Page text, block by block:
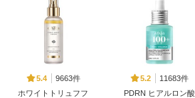
5.4
9663件
ホワイトトリュフフ
5.2
11683件
PDRN ヒアルロン酸